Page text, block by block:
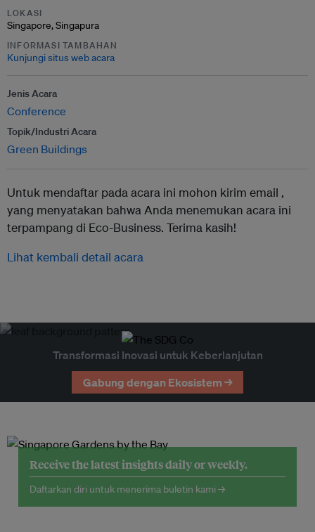
LOKASI
Singapore, Singapura
INFORMASI TAMBAHAN
Kunjungi situs web acara
Jenis Acara
Conference
Topik/Industri Acara
Green Buildings
Untuk mendaftar pada acara ini mohon kirim email ,
yang menyatakan bahwa Anda menemukan acara ini
terpampang di Eco-Business. Terima kasih!
Lihat kembali detail acara
Transformasi Inovasi untuk Keberlanjutan
Gabung dengan Ekosistem →
Receive the latest insights daily or weekly.
Daftarkan diri untuk menerima buletin kami →